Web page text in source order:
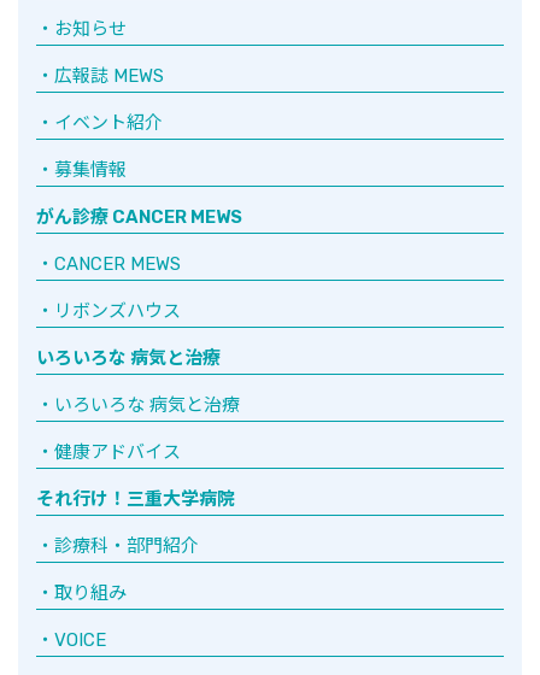
お知らせ
広報誌 MEWS
イベント紹介
募集情報
がん診療 CANCER MEWS
CANCER MEWS
リボンズハウス
いろいろな 病気と治療
いろいろな 病気と治療
健康アドバイス
それ行け！三重大学病院
診療科・部門紹介
取り組み
VOICE